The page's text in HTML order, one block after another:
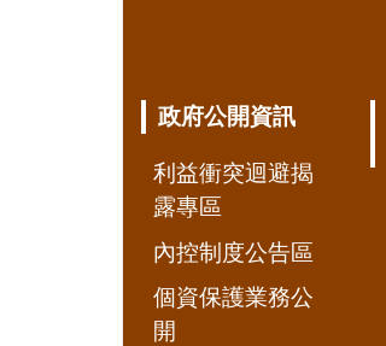
政府公開資訊
利益衝突迴避揭
露專區
內控制度公告區
個資保護業務公
開